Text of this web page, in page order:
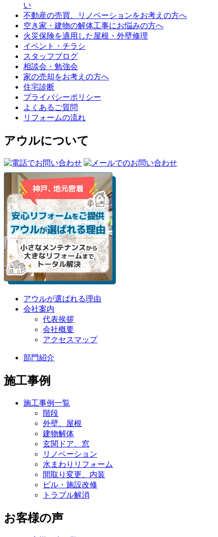
い
不動産の売買、リノベーションをお考えの方へ
空き家・建物の解体工事にお悩みの方へ
火災保険を適用した屋根・外壁修理
イベント・チラシ
スタッフブログ
相談会・勉強会
家の売却をお考えの方へ
住宅診断
プライバシーポリシー
よくあるご質問
リフォームの流れ
アウルについて
アウルが選ばれる理由
会社案内
代表挨拶
会社概要
アクセスマップ
部門紹介
施工事例
施工事例一覧
階段
外壁、屋根
建物解体
玄関ドア、窓
リノベーション
水まわりリフォーム
間取り変更、内装
ビル・施設改修
トラブル解消
お客様の声